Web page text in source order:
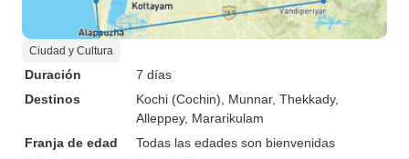
Ciudad y Cultura
Duración
7 días
Destinos
Kochi (Cochin) , Munnar, Thekkady,
Alleppey, Mararikulam
Franja de edad
Todas las edades son bienvenidas